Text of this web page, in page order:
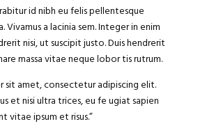
id nibh eu felis pellentesque
Vivamus a lacinia sem. Integer in enim
nisi, ut suscipit justo. Duis hendrerit
massa vitae neque lobor tis rutrum.
sit amet, consectetur adipiscing elit.
et nisi ultra trices, eu fe ugiat sapien
vitae ipsum et risus.”